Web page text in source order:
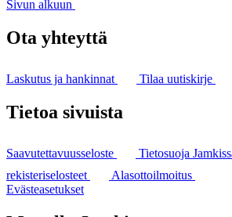
Sivun alkuun
Ota yhteyttä
Laskutus ja hankinnat Tilaa uutiskirje
Tietoa sivuista
Saavutettavuusseloste Tietosuoja
rekisteriselosteet
Alasottoilmoitus
Evästeasetukset